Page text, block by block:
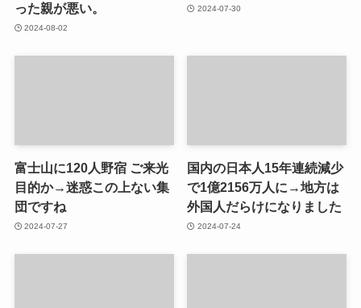
った親が悪い。
2024-08-02
2024-07-30
富士山に120人野宿 ご来光
目的か→迷惑この上ない集
団ですね
2024-07-27
国内の日本人15年連続減少
で1億2156万人に→地方は
外国人だらけになりました
2024-07-24